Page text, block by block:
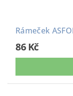
Rámeček
86 Kč